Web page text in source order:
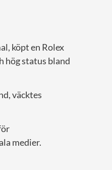
köpt en Rolex
hög status bland
väcktes
medier.